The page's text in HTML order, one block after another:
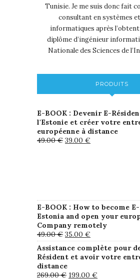
Tunisie. Je me suis donc fait
consultant en systèmes
informatiques après
diplôme d’ingénieur
Nationale des Sciences de
PRODUITS
E-BOOK : Devenir E-
l'Estonie et créer votre
européenne à distance
49.00€ 39.00 €
E-BOOK : How to become
Estonia and open your
Company remotely
49.00€ 35.00 €
Assistance complète pour
Résident et avoir votre
distance
269.00€ 199.00 €